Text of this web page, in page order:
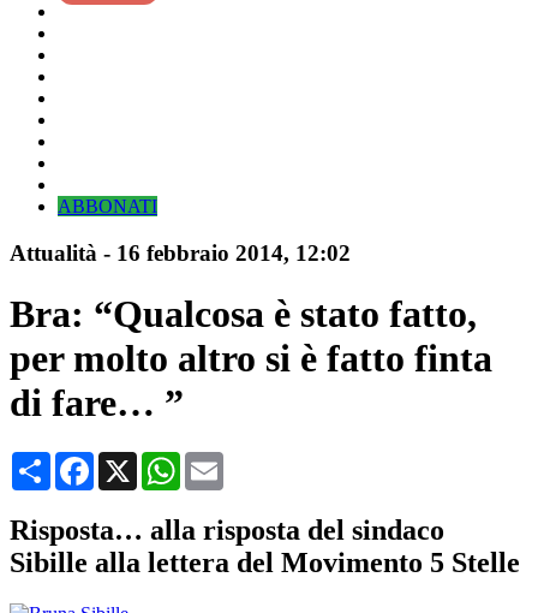
ABBONATI
Attualità - 16 febbraio 2014, 12:02
Bra: “Qualcosa è stato fatto,
per molto altro si è fatto finta
di fare… ”
CondividiFacebook
X WhatsApp
Risposta… alla risposta del sindaco
Sibille alla lettera del Movimento 5 Stelle